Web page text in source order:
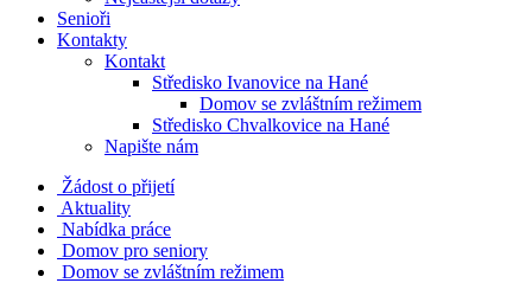
Senioři
Kontakty
Kontakt
Středisko Ivanovice na Hané
Domov se zvláštním režimem
Středisko Chvalkovice na Hané
Napište nám
Žádost o přijetí
Aktuality
Nabídka práce
Domov pro seniory
Domov se zvláštním režimem